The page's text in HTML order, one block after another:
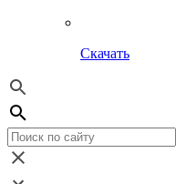
Скачать